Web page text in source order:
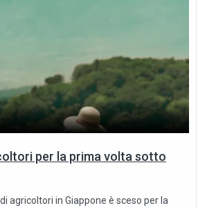
per la prima volta sotto
agricoltori in Giappone è sceso per la